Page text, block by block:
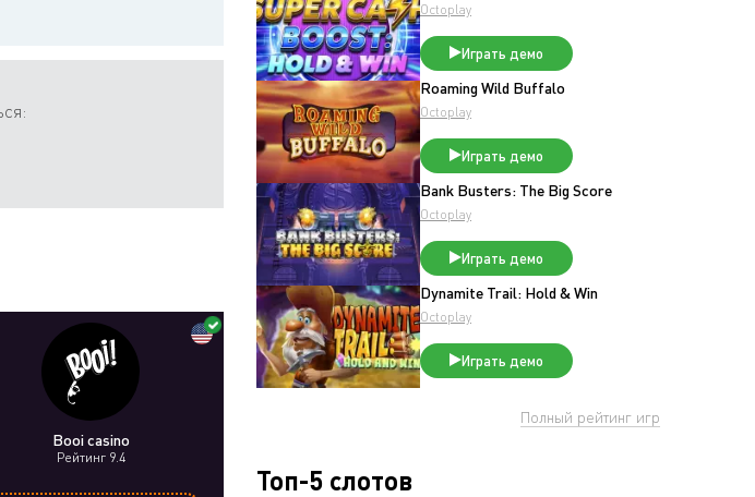
Booi casino
Рейтинг 9.4
Octoplay
Играть демо
Roaming Wild Buffalo
Octoplay
Играть демо
Bank Busters: The Big Score
Octoplay
Играть демо
Dynamite Trail: Hold & Win
Octoplay
Играть демо
Полный рейтинг игр
Топ-5 слотов